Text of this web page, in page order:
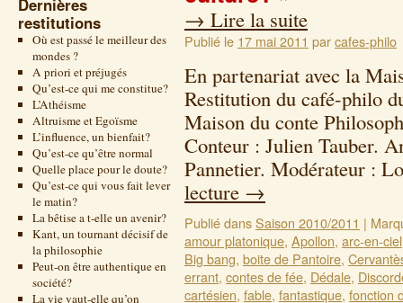
Dernières
restitutions
Où est passé le meilleur des
mondes ?
A priori et préjugés
Qu’est-ce qui me constitue?
L’Athéisme
Altruisme et Egoïsme
L’influence, un bienfait?
Qu’est-ce qu’être normal
Quelle place pour le doute?
Qu’est-ce qui vous fait lever
le matin?
La bêtise a t-elle un avenir?
Kant, un tournant décisif de
la philosophie
Peut-on être authentique en
société?
La vie vaut-elle qu’on
→ Lire la suite
Publié le 17 mai 2011 parcafes-philo
En partenariat avec la
Restitution du café-philo
Maison du conte
Conteur : Julien Tauber.
Pannetier. Modérateur :
lecture →
Publié dansSaison 2010/2011 |
amour platonique, Apollon, arc-en-ciel
Big bang, boite de Pantoire,
errant, contes de fée, Dédale,
cartésien, fable, fantastique, fonction